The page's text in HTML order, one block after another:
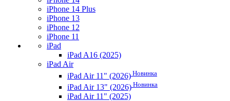
iPhone 14 Plus
iPhone 13
iPhone 12
iPhone 11
iPad
iPad A16 (2025)
iPad Air
iPad Air 11" (2026) Новинка
iPad Air 13" (2026) Новинка
iPad Air 11" (2025)